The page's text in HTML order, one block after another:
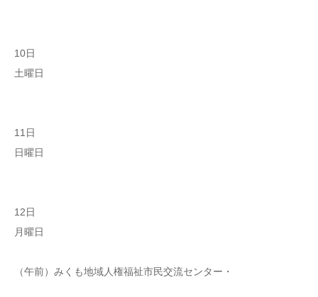
10日
土曜日
11日
日曜日
12日
月曜日
（午前）みくも地域人権福祉市民交流センター・